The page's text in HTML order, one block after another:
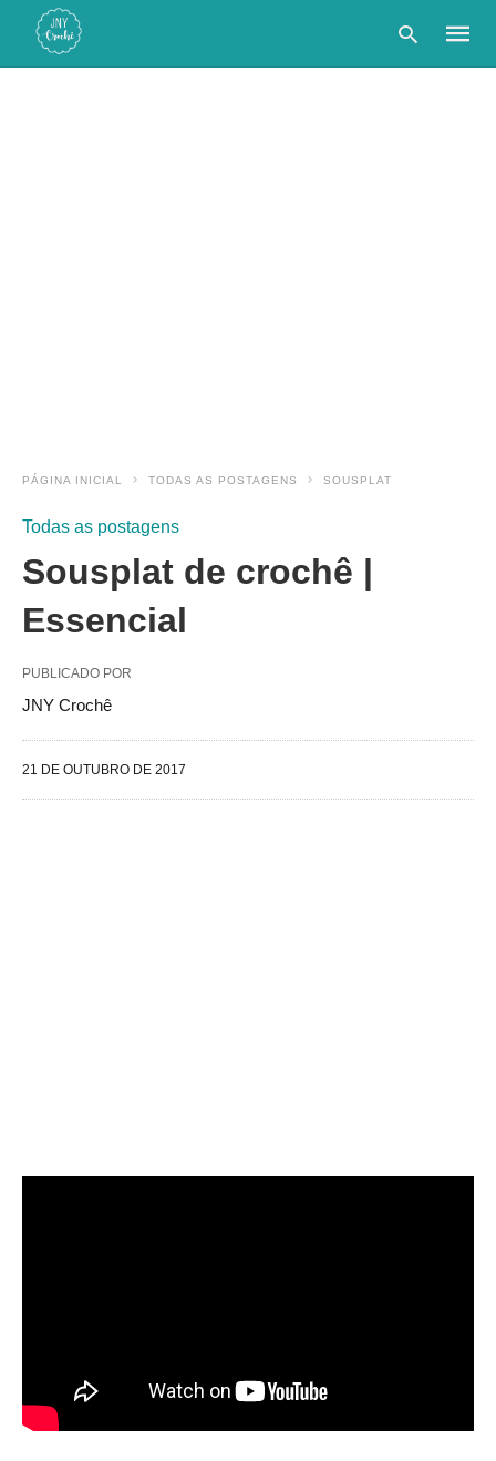
PÁGINA INICIAL TODAS AS POSTAGENS SOUSPLAT
Todas as postagens
Sousplat de crochê |
Essencial
PUBLICADO POR
JNY Crochê
21 DE OUTUBRO DE 2017